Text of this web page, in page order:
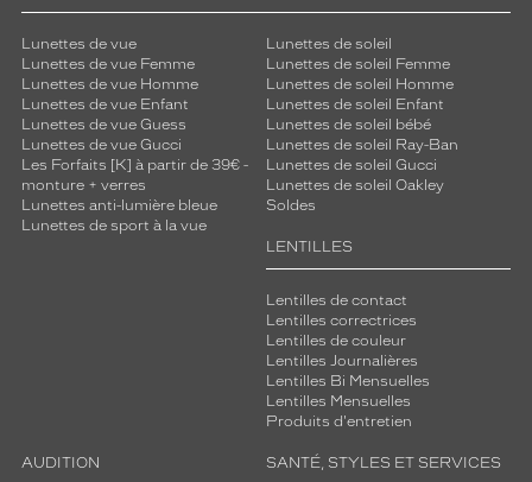
Lunettes de vue
Lunettes de vue Femme
Lunettes de vue Homme
Lunettes de vue Enfant
Lunettes de vue Guess
Lunettes de vue Gucci
Les Forfaits [K] à partir de 39€ -
monture + verres
Lunettes anti-lumière bleue
Lunettes de sport à la vue
Lunettes de soleil
Lunettes de soleil Femme
Lunettes de soleil Homme
Lunettes de soleil Enfant
Lunettes de soleil bébé
Lunettes de soleil Ray-Ban
Lunettes de soleil Gucci
Lunettes de soleil Oakley
Soldes
LENTILLES
Lentilles de contact
Lentilles correctrices
Lentilles de couleur
Lentilles Journalières
Lentilles Bi Mensuelles
Lentilles Mensuelles
Produits d'entretien
AUDITION SANTÉ, STYLES ET SERVICES